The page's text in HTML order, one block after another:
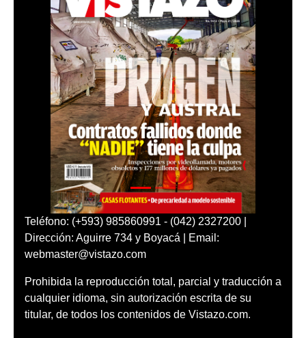
Teléfono: (+593) 985860991 - (042) 2327200 |
Dirección: Aguirre 734 y Boyacá | Email:
webmaster@vistazo.com
Prohibida la reproducción total, parcial y traducción a
cualquier idioma, sin autorización escrita de su
titular, de todos los contenidos de Vistazo.com.